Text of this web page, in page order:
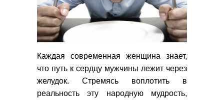
Каждая современная женщина знает,
что путь к сердцу мужчины лежит через
желудок. Стремясь воплотить в
реальность эту народную мудрость,